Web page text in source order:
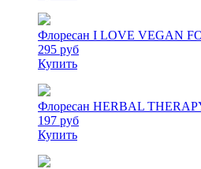
Флоресан I LOVE VEGAN
295 руб
Купить
Флоресан HERBAL
197 руб
Купить